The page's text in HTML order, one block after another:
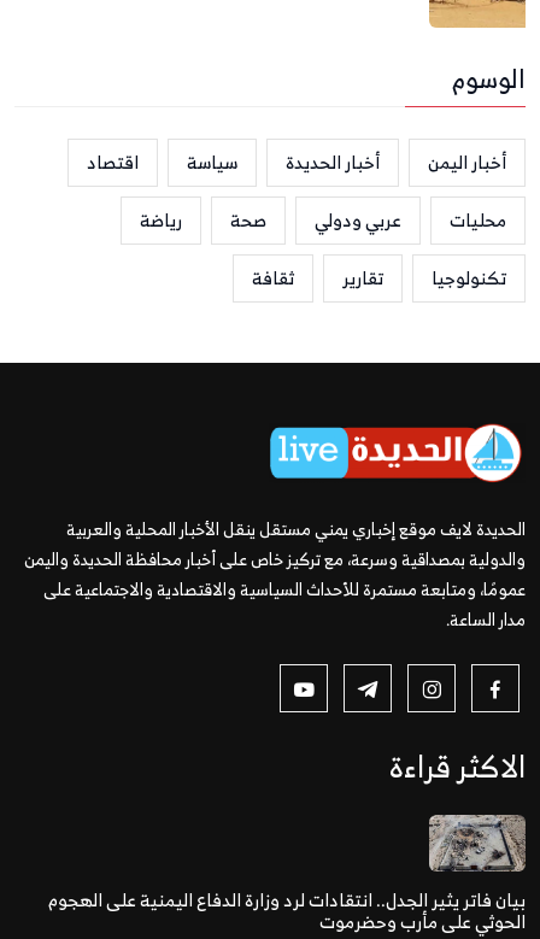
الوسوم
أخبار اليمن أخبار الحديدة سياسة
اقتصاد
محليات
عربي ودولي صحة
رياضة
تكنولوجيا
تقارير ثقافة
الحديدة لايف موقع إخباري يمني مستقل ينقل الأخبار المحلية والعربية
والدولية بمصداقية وسرعة، مع تركيز خاص على أخبار محافظة الحديدة واليمن
عمومًا، ومتابعة مستمرة للأحداث السياسية والاقتصادية والاجتماعية على
مدار الساعة.
الاكثر قراءة
بيان فاتر يثير الجدل.. انتقادات لرد وزارة الدفاع اليمنية على الهجوم
الحوثي على مأرب وحضرموت